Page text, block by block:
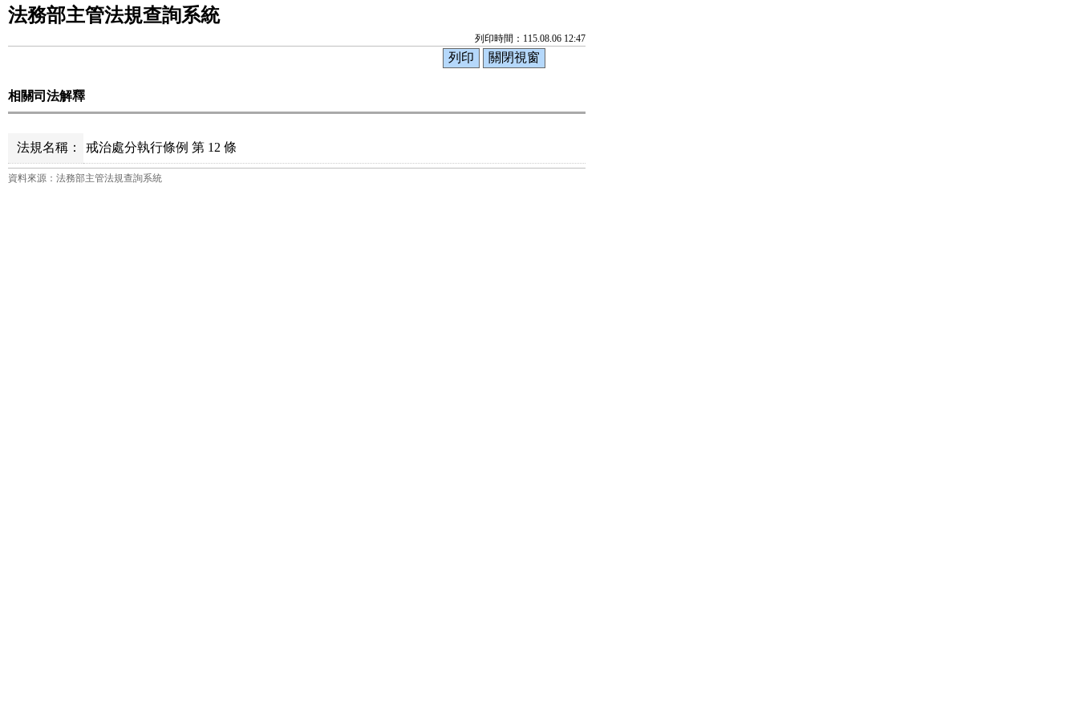
法務部主管法規查詢系統
列印時間：115.08.06 12:47
相關司法解釋
法規名稱： 戒治處分執行條例 第 12 條
資料來源：法務部主管法規查詢系統